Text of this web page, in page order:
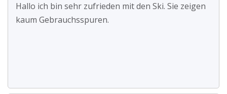
Hallo ich bin sehr zufrieden mit den Ski. Sie zeigen
kaum Gebrauchsspuren.